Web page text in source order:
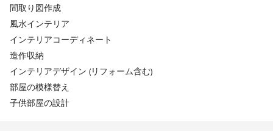
間取り図作成
風水インテリア
インテリアコーディネート
造作収納
インテリアデザイン (リフォーム含む)
部屋の模様替え
子供部屋の設計